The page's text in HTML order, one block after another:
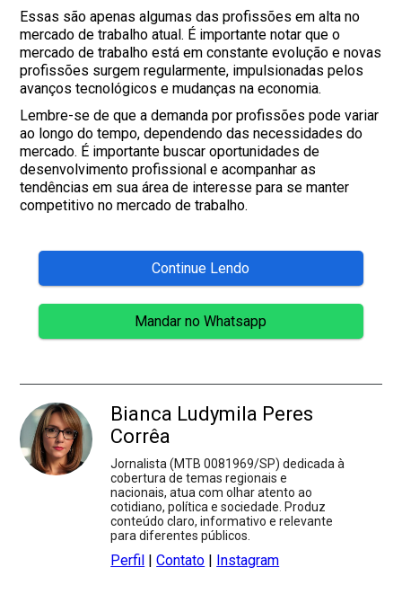
Essas são apenas algumas das profissões em alta no
mercado de trabalho atual. É importante notar que o
mercado de trabalho está em constante evolução e novas
profissões surgem regularmente, impulsionadas pelos
avanços tecnológicos e mudanças na economia.
Lembre-se de que a demanda por profissões pode variar
ao longo do tempo, dependendo das necessidades do
mercado. É importante buscar oportunidades de
desenvolvimento profissional e acompanhar as
tendências em sua área de interesse para se manter
competitivo no mercado de trabalho.
Continue Lendo
Mandar no Whatsapp
Bianca Ludymila Peres
Corrêa
Jornalista (MTB 0081969/SP) dedicada à
cobertura de temas regionais e
nacionais, atua com olhar atento ao
cotidiano, política e sociedade. Produz
conteúdo claro, informativo e relevante
para diferentes públicos.
Perfil |Contato Instagram